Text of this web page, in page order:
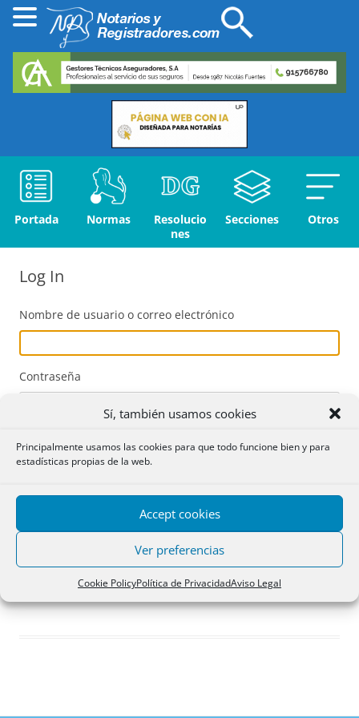
Sí, también usamos cookies
Principalmente usamos las cookies para que todo funcione bien y para
estadísticas propias de la web.
Accept cookies
Ver preferencias
Cookie PolicyPolítica de PrivacidadAviso Legal
Portada Normas
Resolucio
nes
Secciones Otros
Log In
Nombre de usuario o correo electrónico
Contraseña
Acceder
Registro
¿Has olvidado tu contraseña?